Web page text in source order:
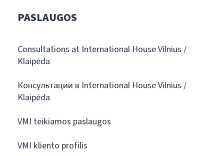
PASLAUGOS
Consultations at International House Vilnius /
Klaipėda
Консультации в International House Vilnius /
Klaipėda
VMI teikiamos paslaugos
VMI kliento profilis